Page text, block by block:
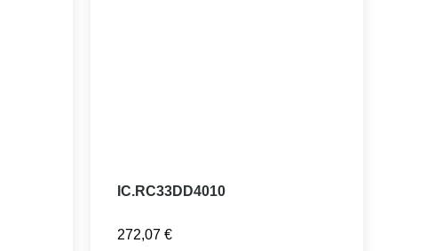
IC.RC33DD4010
272,07€